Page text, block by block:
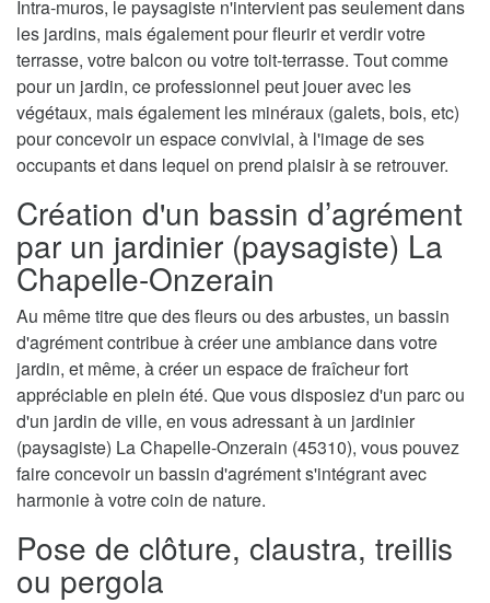
Intra-muros, le paysagiste n'intervient pas seulement dans
les jardins, mais également pour fleurir et verdir votre
terrasse, votre balcon ou votre toit-terrasse. Tout comme
pour un jardin, ce professionnel peut jouer avec les
végétaux, mais également les minéraux (galets, bois, etc)
pour concevoir un espace convivial, à l'image de ses
occupants et dans lequel on prend plaisir à se retrouver.
Création d'un bassin d’agrément
par un jardinier (paysagiste) La
Chapelle-Onzerain
Au même titre que des fleurs ou des arbustes, un bassin
d'agrément contribue à créer une ambiance dans votre
jardin, et même, à créer un espace de fraîcheur fort
appréciable en plein été. Que vous disposiez d'un parc ou
d'un jardin de ville, en vous adressant à un jardinier
(paysagiste) La Chapelle-Onzerain (45310), vous pouvez
faire concevoir un bassin d'agrément s'intégrant avec
harmonie à votre coin de nature.
Pose de clôture, claustra, treillis
ou pergola